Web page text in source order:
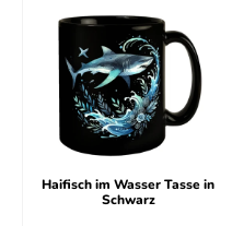
Haifisch im Wasser Tasse in
Schwarz